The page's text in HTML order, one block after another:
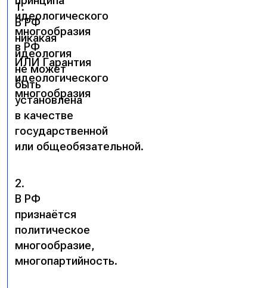
идеологического
многообразия
в РФ
ИЛИ Гарантия
идеологического
многообразия
1.
В РФ
никакая
идеология
не может
быть
установлена
в качестве
государственной
или общеобязательной.
2.
В РФ
признаётся
политическое
многообразие,
многопартийность.